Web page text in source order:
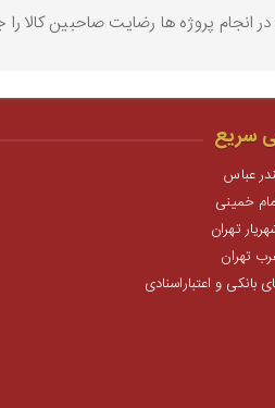
انجام پروژه ها رضایت صاحبین کالا
سریع
عباس
خمینی
تهران
تهران
بانکی و اعتباراسنادی